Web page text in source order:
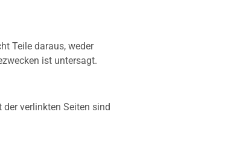
Teile daraus, weder
ist untersagt.
verlinkten Seiten sind